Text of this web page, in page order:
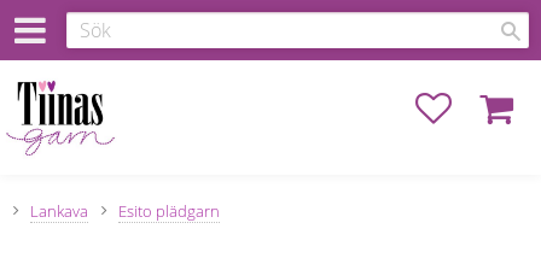
Favoriter
Lankava Esito plädgarn